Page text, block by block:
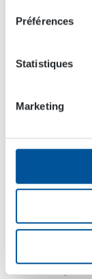
Préférences
Statistiques
Marketing
Les
visité
le salon,
La façon
proposé
en 2012.
qu’elle
Dynaset